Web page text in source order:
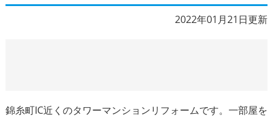
2022年01月21日更新
錦糸町IC近くのタワーマンションリフォームです。一部屋を